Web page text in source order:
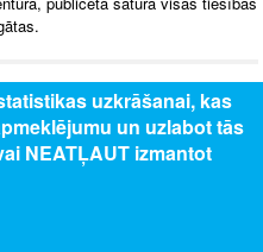
uzkrāšanai, kas
un uzlabot tās
NEATĻAUT izmantot